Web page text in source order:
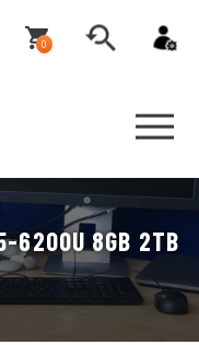
0
6200U 8GB 2TB